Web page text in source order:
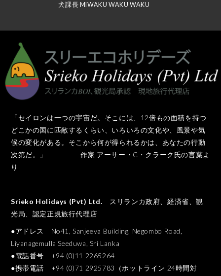
犬課長 MIWAKU WAKU WAKU
「セイロンは一つの宇宙だ。そこには、12倍もの面積を持つ
どこかの国に匹敵するくらい、いろいろの文化や、風景や気
候の変化がある。そこから何が得られるかは、あなたの行動
次第だ。」 作家 アーサー・C・クラーク氏の言葉よ
り
Srieko Holidays (Pvt) Ltd. スリランカ政府、経済省、観
光局、認定正規旅行代理店
●アドレス No41, Sanjeeva Building, Negombo Road,
Liyanagemulla Seeduwa, Sri Lanka
●電話番号 +94 (0)11 2265264
●携帯電話 +94 (0)71 2925783（ホットライン 24時間対